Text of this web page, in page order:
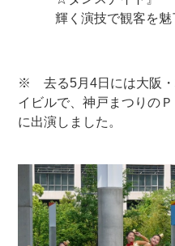
輝く演技で観客を
※ 去る5月4日には大阪・
イビルで、神戸まつりのＰ
に出演しました。